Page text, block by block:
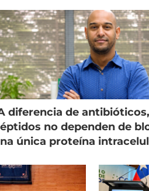
diferencia de antibióticos,
no dependen de
única proteína